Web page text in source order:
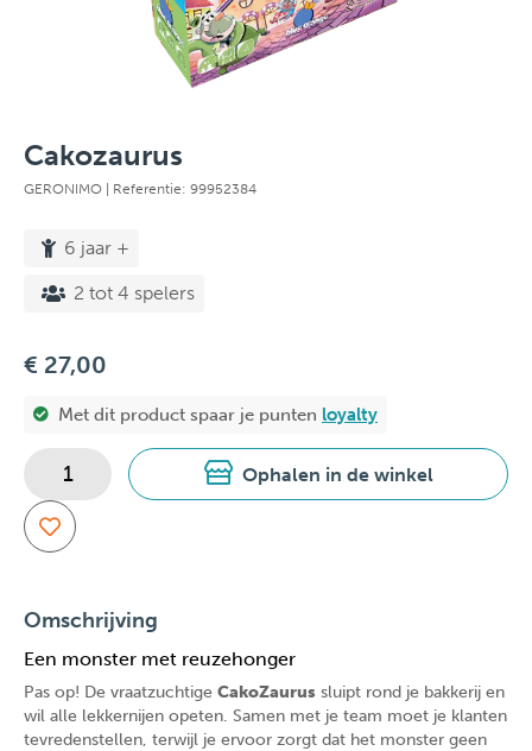
Cakozaurus
GERONIMO | Referentie: 99952384
6 jaar +
2 tot 4 spelers
€ 27,00
Met dit product spaar je punten loyalty
Ophalen in de winkel
Omschrijving
Een monster met reuzehonger
Pas op! De vraatzuchtige CakoZaurus sluipt rond je bakkerij en
wil alle lekkernijen opeten. Samen met je team moet je klanten
tevredenstellen, terwijl je ervoor zorgt dat het monster geen